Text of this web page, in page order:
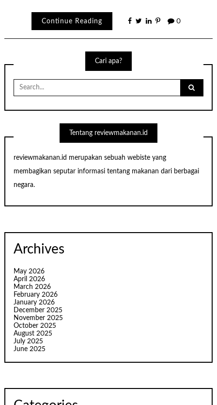
Continue Reading 0
Cari apa?
Search
for:
Tentang reviewmakanan.id
reviewmakanan.id merupakan sebuah webiste yang
membagikan seputar informasi tentang makanan dari berbagai
negara.
Archives
May 2026
April 2026
March 2026
February 2026
January 2026
December 2025
November 2025
October 2025
August 2025
July 2025
June 2025